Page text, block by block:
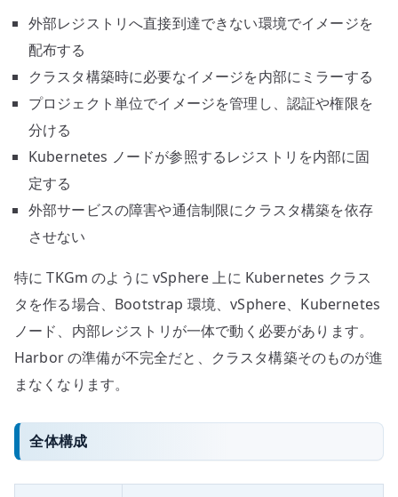
外部レジストリへ直接到達できない環境でイメージを
配布する
クラスタ構築時に必要なイメージを内部にミラーする
プロジェクト単位でイメージを管理し、認証や権限を
分ける
Kubernetes ノードが参照するレジストリを内部に固
定する
外部サービスの障害や通信制限にクラスタ構築を依存
させない
特に TKGm のように vSphere 上に Kubernetes クラス
タを作る場合、Bootstrap 環境、vSphere、Kubernetes
ノード、内部レジストリが一体で動く必要があります。
Harbor の準備が不完全だと、クラスタ構築そのものが進
まなくなります。
全体構成